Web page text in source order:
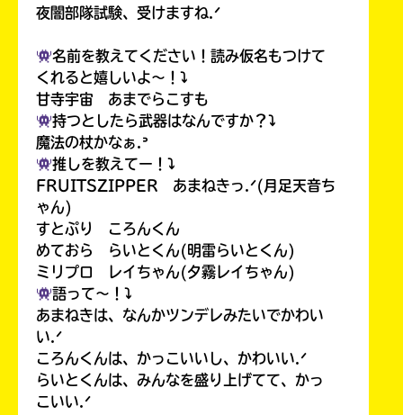
夜闇部隊試験、受けますね.ᐟ
名前を教えてください！読み仮名もつけて
くれると嬉しいよ〜！⤵︎
甘寺宇宙 あまでらこすも
持つとしたら武器はなんですか？⤵︎
魔法の杖かなぁ.ᐣ
推しを教えてー！⤵︎
FRUITSZIPPER あまねきっ.ᐟ(月足天音ち
ゃん)
すとぷり ころんくん
めておら らいとくん(明雷らいとくん)
ミリプロ レイちゃん(夕霧レイちゃん)
語って〜！⤵︎
あまねきは、なんかツンデレみたいでかわい
い.ᐟ
ころんくんは、かっこいいし、かわいい.ᐟ
らいとくんは、みんなを盛り上げてて、かっ
こいい.ᐟ